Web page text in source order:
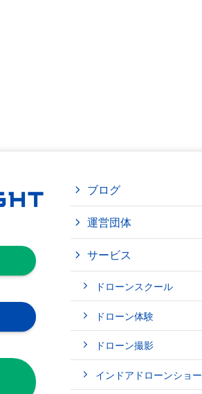
ブログ
運営団体
サービス
ドローンスクール
ドローン体験
ドローン撮影
インドアドローンショー